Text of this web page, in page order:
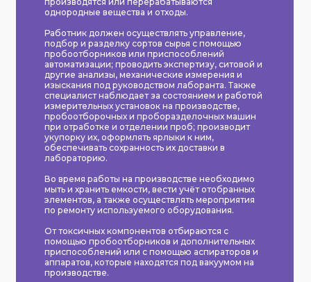
однородные вещества и отходы.
Работник должен осуществлять управление,
подбор и разделку сортов сырья с помощью
пробоотборников или приспособлений
автоматизации; проводить экспертизу, ситовой и
другие анализы, механические измерения и
изыскания под руководством лаборанта. Также
специалист наблюдает за состоянием и работой
измерительных установок на производстве,
пробоотборочных и проборазделочных машин
при отработке и отделении проб; производит
укупорку их, оформлять ярлыки к ним,
обеспечивать сохранность их доставки в
лабораторию.
Во время работы на производстве необходимо
мыть и хранить емкости, вести учёт отобранных
элементов, а также осуществлять мероприятия
по ремонту используемого оборудования.
От токсичных компонентов отбираются с
помощью пробоотборников и дополнительных
приспособлений или с помощью аспираторов и
аппаратов, которые находятся под вакуумом на
производстве.